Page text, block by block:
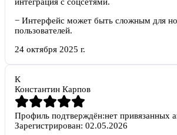
интеграция с соцсетями.
− Интерфейс может быть сложным для
пользователей.
24 октября 2025 г.
К
Константин Карпов
Профиль подтверждён:нет привязанных
Зарегистрирован: 02.05.2026